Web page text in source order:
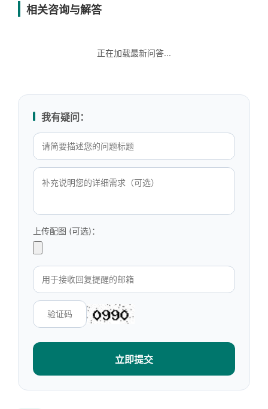
相关咨询与解答
正在加载最新问答...
我有疑问：
上传配图 (可选)：
立即提交